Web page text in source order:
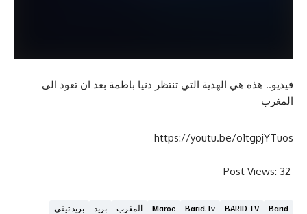
هي الهدية التي تنتظر دنيا باطمة بعد ان تعود الى
https://youtu.be/
Post
BARID
Barid.tv
Maroc المغرب بريد بريد تيفي